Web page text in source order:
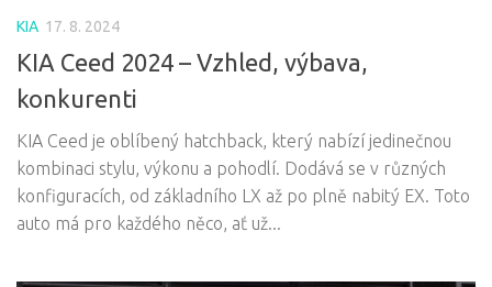
KIA 17. 8. 2024
KIA Ceed 2024 – Vzhled, výbava,
konkurenti
KIA Ceed je oblíbený hatchback, který nabízí jedinečnou
kombinaci stylu, výkonu a pohodlí. Dodává se v různých
konfiguracích, od základního LX až po plně nabitý EX. Toto
auto má pro každého něco, ať už...